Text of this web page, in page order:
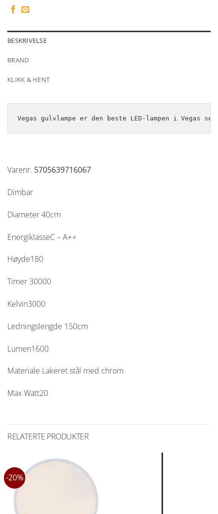
BESKRIVELSE
BRAND
KLIKK & HENT
Vegas gulvlampe er den beste LED-lampen i Vegas
Varenr. 5705639716067
Dimbar
Diameter 40cm
EnergiklasseC – A++
Høyde180
Timer 30000
Kelvin3000
Ledningslengde 150cm
Lumen1600
Materiale Lakeret stål med chrom
Max Watt20
RELATERTE PRODUKTER
-20%